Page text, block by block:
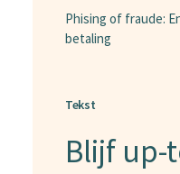
Phising of fraude:
betaling
Tekst
Blijf up-